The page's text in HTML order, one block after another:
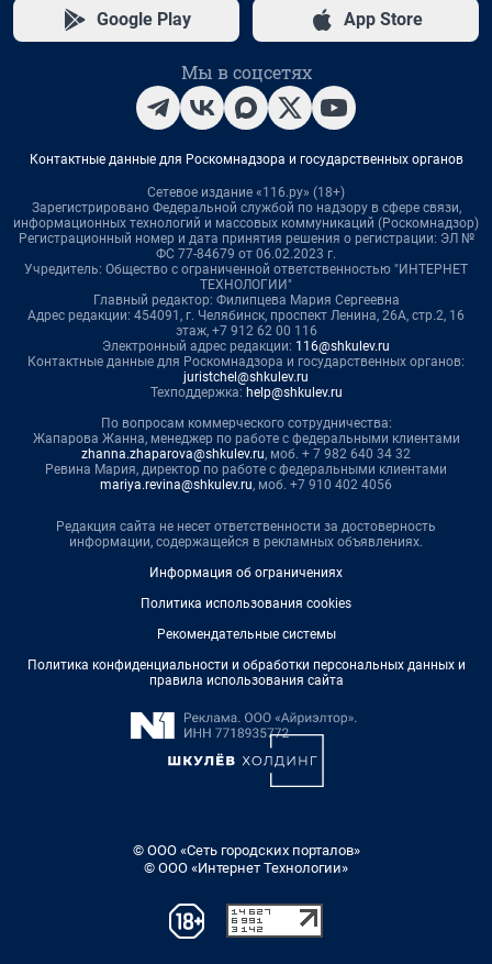
Google Play App Store
Мы в соцсетях
Контактные данные для Роскомнадзора и государственных органов
Сетевое издание «116.ру» (18+)
Зарегистрировано Федеральной службой по надзору в сфере связи,
информационных технологий и массовых коммуникаций (Роскомнадзор)
Регистрационный номер и дата принятия решения о регистрации: ЭЛ №
ФС 77-84679 от 06.02.2023 г.
Учредитель: Общество с ограниченной ответственностью "ИНТЕРНЕТ
ТЕХНОЛОГИИ"
Главный редактор: Филипцева Мария Сергеевна
Адрес редакции: 454091, г. Челябинск, проспект Ленина, 26А, стр.2, 16
этаж, +7 912 62 00 116
Электронный адрес редакции: 116@shkulev.ru
Контактные данные для Роскомнадзора и государственных органов:
juristchel@shkulev.ru
Техподдержка: help@shkulev.ru
По вопросам коммерческого сотрудничества:
Жапарова Жанна, менеджер по работе с федеральными клиентами
zhanna.zhaparova@shkulev.ru, моб. + 7 982 640 34 32
Ревина Мария, директор по работе с федеральными клиентами
mariya.revina@shkulev.ru, моб. +7 910 402 4056
Редакция сайта не несет ответственности за достоверность
информации, содержащейся в рекламных объявлениях.
Информация об ограничениях
Политика использования cookies
Рекомендательные системы
Политика конфиденциальности и обработки персональных данных и
правила использования сайта
© ООО «Сеть городских порталов»
© ООО «Интернет Технологии»